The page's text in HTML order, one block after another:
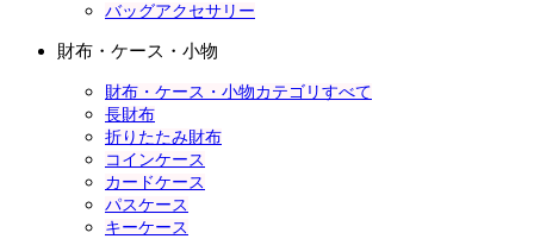
バッグアクセサリー
財布・ケース・小物
財布・ケース・小物カテゴリすべて
長財布
折りたたみ財布
コインケース
カードケース
パスケース
キーケース